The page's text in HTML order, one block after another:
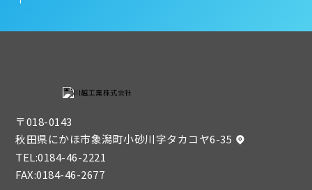
〒018-0143
秋田県にかほ市象潟町小砂川字タカコヤ6-35
TEL:0184-46-2221
FAX:0184-46-2677